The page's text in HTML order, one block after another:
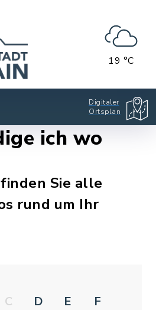
19 °C
Digitaler
Ortsplan
ich wo
Sie alle
rund um Ihr
C D E
F